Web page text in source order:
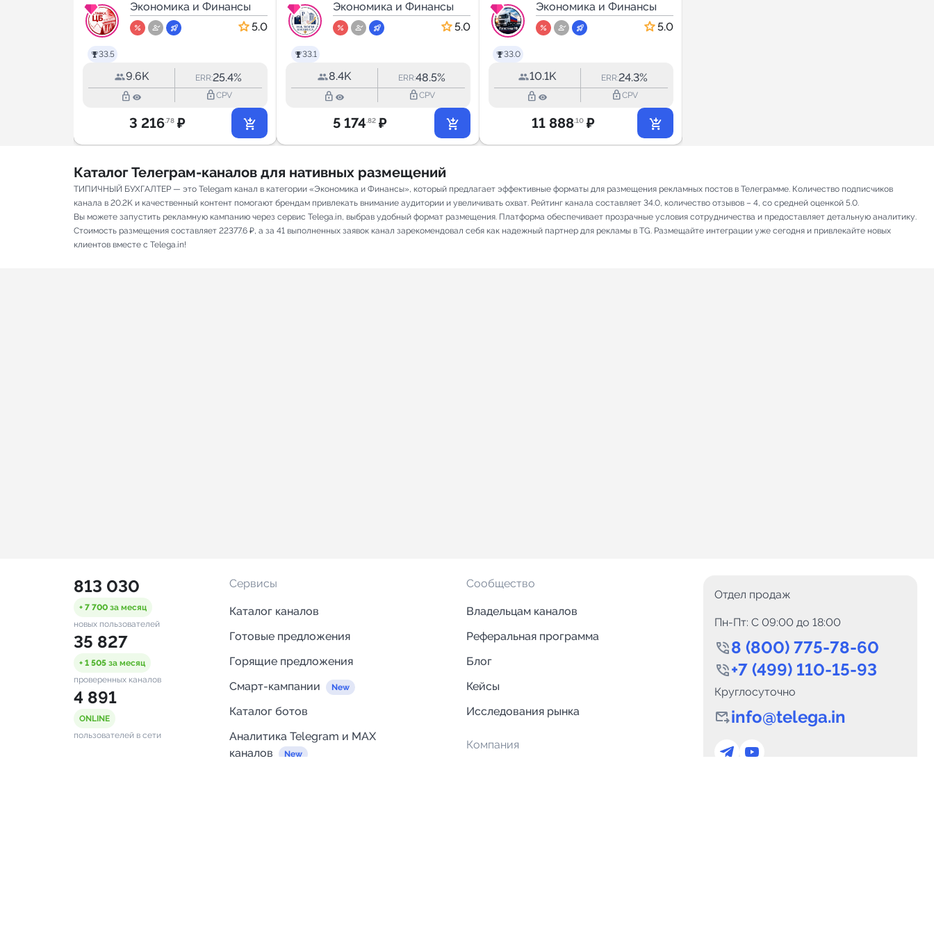
33.5
Экономика и Финансы
5.0
9.6K ERR:25.4%
lock_outline lock_outlineCPV
3 216.78 ₽
33.1
Экономика и Финансы
5.0
8.4K ERR:48.5%
lock_outline lock_outlineCPV
5 174.82 ₽
33.0
Экономика и Финансы
5.0
10.1K ERR:24.3%
lock_outline lock_outlineCPV
11 888.10 ₽
Каталог Телеграм-каналов для нативных размещений
ТИПИЧНЫЙ БУХГАЛТЕР — это Telegam канал в категории «Экономика и Финансы», который предлагает эффективные форматы для размещения рекламных постов в Телеграмме. Количество подписчиков
канала в 20.2K и качественный контент помогают брендам привлекать внимание аудитории и увеличивать охват. Рейтинг канала составляет 34.0, количество отзывов – 4, со средней оценкой 5.0.
Вы можете запустить рекламную кампанию через сервис Telega.in, выбрав удобный формат размещения. Платформа обеспечивает прозрачные условия сотрудничества и предоставляет детальную аналитику.
Стоимость размещения составляет 22377.6 ₽, а за 41 выполненных заявок канал зарекомендовал себя как надежный партнер для рекламы в TG. Размещайте интеграции уже сегодня и привлекайте новых
клиентов вместе с Telega.in!
813 030
+ 7 700 за месяц
новых пользователей
35 827
+ 1 505 за месяц
проверенных каналов
4 891
ONLINE
пользователей в сети
Сервисы
Каталог каналов
Готовые предложения
Горящие предложения
Смарт-кампании
Каталог ботов
Аналитика Telegram и MAX
каналов
Сообщество
Владельцам каналов
Реферальная программа
Блог
Кейсы
Исследования рынка
Компания
Отдел продаж
Пн-Пт: C 09:00 до 18:00
8 (800) 775-78-60
+7 (499) 110-15-93
Круглосуточно
info@telega.in